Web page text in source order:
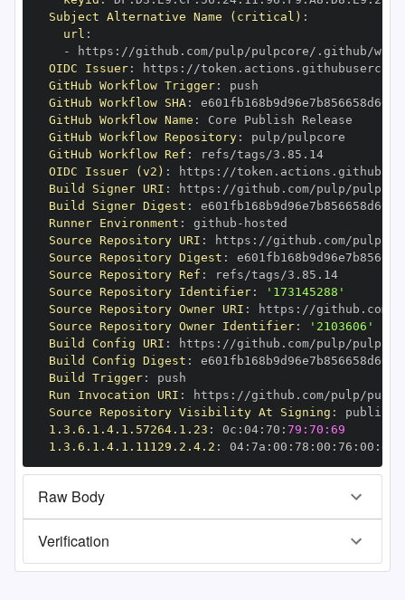
Subject Alternative Name (critical) :
url :
-
https :
OIDC Issuer: https :
GitHub Workflow Trigger:
GitHub Workflow SHA:
GitHub Workflow Name :
GitHub Workflow Repository:
GitHub Workflow Ref :
refs/tags/3.85.14
OIDC Issuer (v2) : https :
Build Signer URI : https :
Build Signer Digest :
Runner Environment : github -
Source Repository URI : https :
Source Repository Digest :
Source Repository Ref :
refs/tags/3.85.14
Source Repository Identifier:
'173145288'
Source Repository Owner URI : https :
Source Repository Owner Identifier:
'2103606'
Build Config URI : https :
Build Config Digest :
Build Trigger:
Run Invocation URI : https :
Source Repository Visibility At Signing :
1.3.6.1.4.1.57264.1.23 : 0c : 04: 70 : 79:70:69
1.3.6.1.4.1.11129.2.4.2 : 04: 7a : 00 : 78 : 00 : 76 : 00 : dd
Raw Body
Verification